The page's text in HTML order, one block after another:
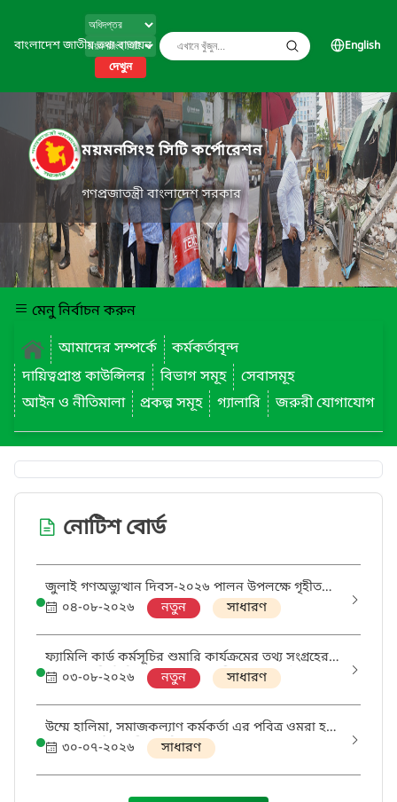
বাংলাদেশ জাতীয় তথ্য বাতায়ন
দেখুন
English
ময়মনসিংহ সিটি কর্পোরেশন
গণপ্রজাতন্ত্রী বাংলাদেশ সরকার
মেনু নির্বাচন করুন
আমাদের সম্পর্কে
কর্মকর্তাবৃন্দ
দায়িত্বপ্রাপ্ত কাউন্সিলর
বিভাগ সমূহ
সেবাসমূহ
আইন ও নীতিমালা
প্রকল্প সমূহ গ্যালারি জরুরী যোগাযোগ
নোটিশ বোর্ড
জুলাই গণঅভ্যুত্থান দিবস-২০২৬ পালন উপলক্ষে গৃহীত
অনুষ্ঠানে অংশগ্রহণ
০৪-০৮-২০২৬ নতুন সাধারণ
ফ্যামিলি কার্ড কর্মসূচির শুমারি কার্যক্রমের তথ্য সংগ্রহের
জন্য অস্থায়ী ভিত্তিতে তথ্য সংগ্রহকারী ও সুপারভাইজারদের
নিয়োজিত করার জন্য মৌখিক ও ব্যবহারিক পরীক্ষার
সময়সূচি পুনঃনির্ধারণ প্রসঙ্গে।
০৩-০৮-২০২৬ নতুন সাধারণ
উম্মে হালিমা, সমাজকল্যাণ কর্মকর্তা এর পবিত্র ওমরা হজ্ব
পালনের ছুটি মঞ্জরীর অফিস আদেশ
৩০-০৭-২০২৬ সাধারণ